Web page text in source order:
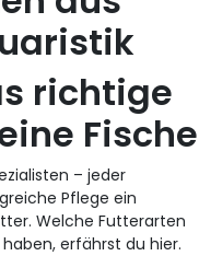
richtige
Fische
– jeder
Pflege ein
Welche Futterarten
erfährst du hier.